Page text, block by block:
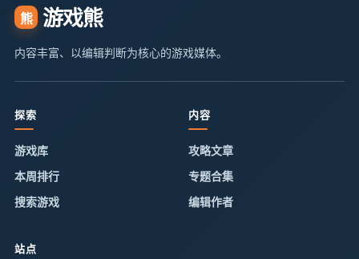
熊 游戏熊
内容丰富、以编辑判断为核心的游戏媒体。
探索
游戏库
本周排行
搜索游戏
内容
攻略文章
专题合集
编辑作者
站点